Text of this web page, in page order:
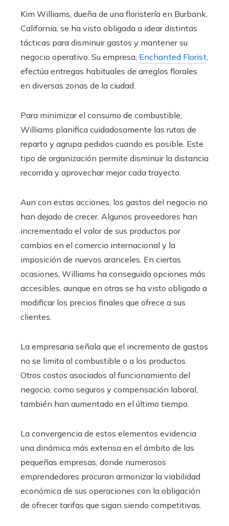
Kim Williams, dueña de una floristería en Burbank,
California, se ha visto obligada a idear distintas
tácticas para disminuir gastos y mantener su
negocio operativo. Su empresa, Enchanted Florist
efectúa entregas habituales de arreglos florales
en diversas zonas de la ciudad.
Para minimizar el consumo de combustible,
Williams planifica cuidadosamente las rutas de
reparto y agrupa pedidos cuando es posible. Este
tipo de organización permite disminuir la distancia
recorrida y aprovechar mejor cada trayecto.
Aun con estas acciones, los gastos del negocio no
han dejado de crecer. Algunos proveedores han
incrementado el valor de sus productos por
cambios en el comercio internacional y la
imposición de nuevos aranceles. En ciertas
ocasiones, Williams ha conseguido opciones más
accesibles, aunque en otras se ha visto obligado a
modificar los precios finales que ofrece a sus
clientes.
La empresaria señala que el incremento de gastos
no se limita al combustible o a los productos.
Otros costos asociados al funcionamiento del
negocio, como seguros y compensación laboral,
también han aumentado en el último tiempo.
La convergencia de estos elementos evidencia
una dinámica más extensa en el ámbito de las
pequeñas empresas, donde numerosos
emprendedores procuran armonizar la viabilidad
económica de sus operaciones con la obligación
de ofrecer tarifas que sigan siendo competitivas.